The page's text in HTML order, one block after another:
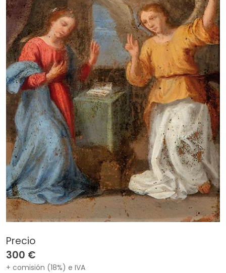
Precio
300 €
+ comisión (18%) e IVA